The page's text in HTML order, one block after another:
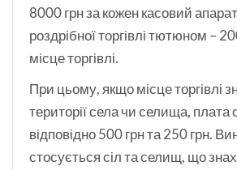
8000 грн за кожен касовий
роздрібної торгівлі тютюном –
місце торгівлі.
При цьому, якщо місце торгівлі
території села чи селища,
відповідно 500 грн та 250 грн.
стосується сіл та селищ, що